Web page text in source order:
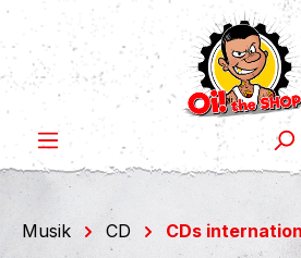
Zum Hauptinhalt springen
Musik CD CDs